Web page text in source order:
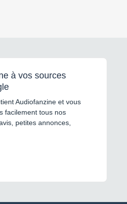
à vos sources
Audiofanzine et vous
facilement tous nos
petites annonces,